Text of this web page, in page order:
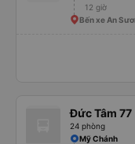
12 giờ
Bến xe An
Đức Tâm 77
24 phòng
Mỹ Chánh